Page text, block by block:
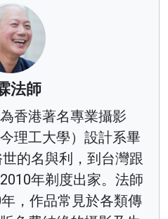
法師
香港著名專業攝影
理工大學）設計系畢
的名與利，到台灣跟
年剃度出家。法師
，作品常見於各類傳